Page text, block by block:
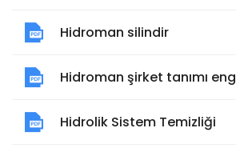
Hidroman silindir
Hidroman şirket tanımı eng
Hidrolik Sistem Temizliği